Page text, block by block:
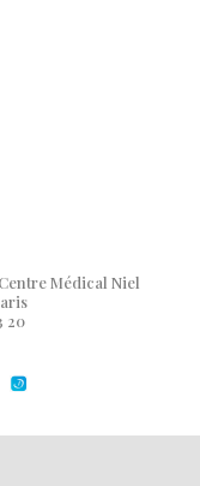
Médical Niel
20
Doctolib